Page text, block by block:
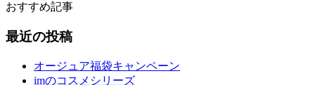
おすすめ記事
最近の投稿
オージュア福袋キャンペーン
imのコスメシリーズ